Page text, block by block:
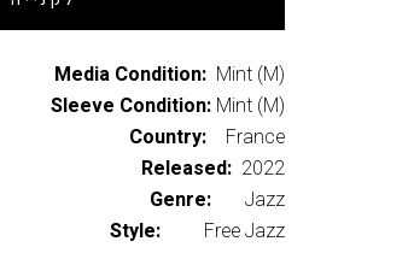
Media Condition: Mint (M)
Sleeve Condition: Mint (M)
Country: France
Released: 2022
Genre: Jazz
Style: Free Jazz